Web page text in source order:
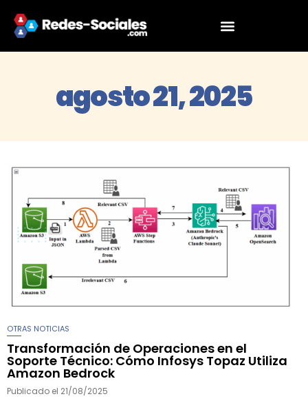
agosto 21, 2025
OTRAS NOTICIAS
Transformación de Operaciones en el
Soporte Técnico: Cómo Infosys Topaz Utiliza
Amazon Bedrock
Publicado el 21/08/2025